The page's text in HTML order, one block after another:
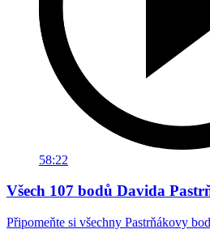
58:22
Všech 107 bodů Davida
Připomeňte si všechny Pastrňákovy